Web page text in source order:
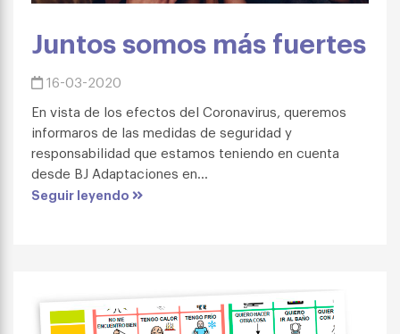
Juntos somos más fuertes
16-03-2020
En vista de los efectos del Coronavirus, queremos
informaros de las medidas de seguridad y
responsabilidad que estamos teniendo en cuenta
desde BJ Adaptaciones en...
Seguir leyendo